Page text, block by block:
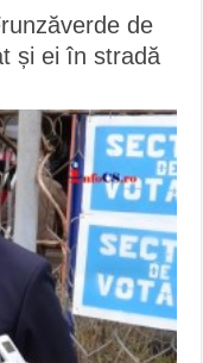
de
și ei în stradă